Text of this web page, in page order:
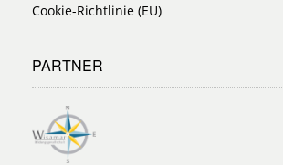
Cookie-Richtlinie (EU)
PARTNER